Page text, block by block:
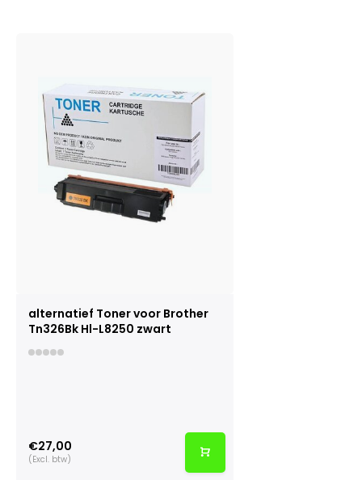
alternatief Toner voor Brother
Tn326Bk Hl-L8250 zwart
€27,00
(Excl. btw)